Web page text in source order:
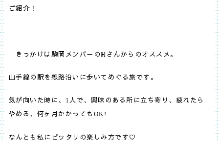
ご紹介！
きっかけは駒岡メンバーのℍさんからのオススメ。
山手線の駅を線路沿いに歩いてめぐる旅です。
気が向いた時に、 1 人で、興味のある所に立ち寄り、疲れたら
やめる、何ヶ月かかっても OK!
なんとも私にピッタリの楽しみ方です♡